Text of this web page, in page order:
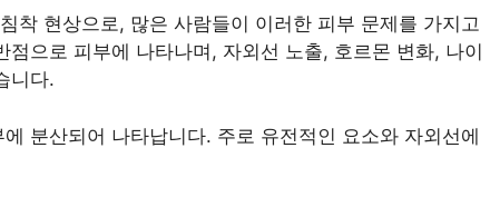
착 현상으로, 많은 사람들이 이러한 피부 문제를 가지고
으로 피부에 나타나며, 자외선 노출, 호르몬 변화, 나이
니다.
분산되어 나타납니다. 주로 유전적인 요소와 자외선에